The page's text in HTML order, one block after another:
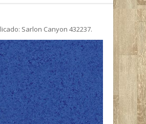
Sarlon Canyon 432237.